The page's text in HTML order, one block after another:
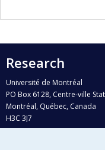
Research
Université de Montréal
PO Box 6128, Centre-ville
Montréal, Québec, Canada
H3C 3J7